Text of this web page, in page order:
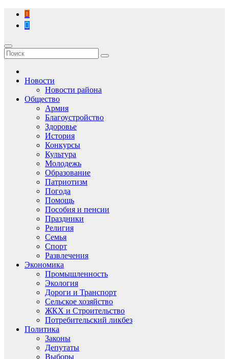
Перейти
содержимому
Новости
Новости района
Общество
Армия
Благоустройство
Здоровье
История
Конкурсы
Культура
Молодежь
Образование
Патриотизм
Погода
Помощь
Пособия и пенсии
Праздники
Религия
Семья
Спорт
Развлечения
Экономика
Промышленность
Экология
Дороги и Транспорт
Сельское хозяйство
ЖКХ и Строительство
Потребительский ликбез
Политика
Законы
Депутаты
Выборы